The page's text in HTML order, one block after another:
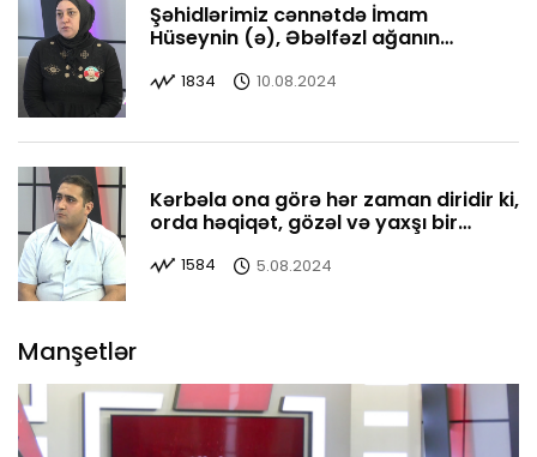
Şəhidlərimiz cənnətdə İmam
Hüseynin (ə), Əbəlfəzl ağanın
1834 10.08.2024
Kərbəla ona görə hər zaman diridir ki,
orda həqiqət, gözəl və yaxşı bir
1584 5.08.2024
Manşetlər